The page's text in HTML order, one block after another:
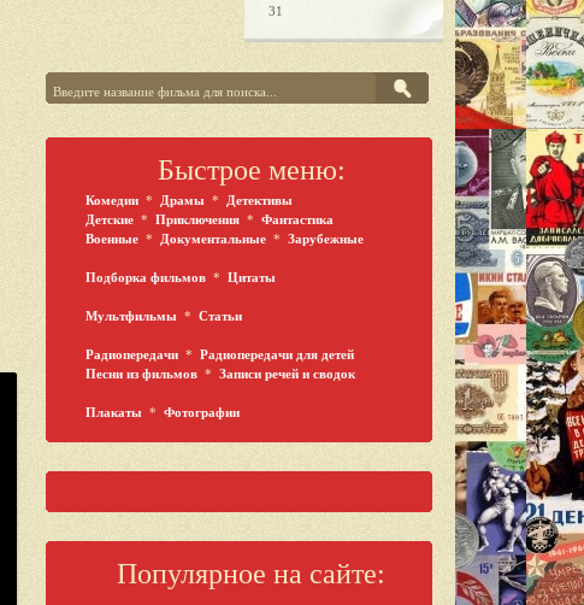
31
Быстрое меню:
Комедии * Драмы *
Детективы
Детские * Приключения * Фантастика
Военные * Документальные * Зарубежные
Подборка фильмов * Цитаты
Мультфильмы * Статьи
Радиопередачи * Радиопередачи для детей
Песни из фильмов * Записи речей и сводок
Плакаты * Фотографии
Популярное на сайте: